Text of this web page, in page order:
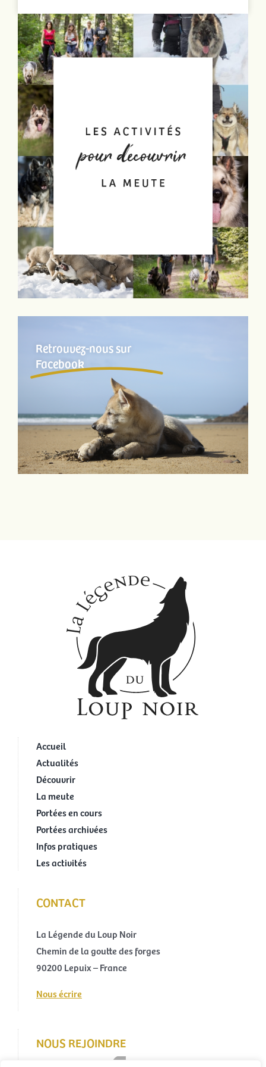
Retrouvez-nous sur
Facebook
Accueil
Actualités
Découvrir
La meute
Portées en cours
Portées archivées
Infos pratiques
Les activités
CONTACT
La Légende du Loup Noir
Chemin de la goutte des forges
90200 Lepuix – France
Nous écrire
NOUS REJOINDRE